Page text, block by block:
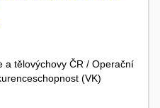
a tělovýchovy ČR / Operační
(VK)